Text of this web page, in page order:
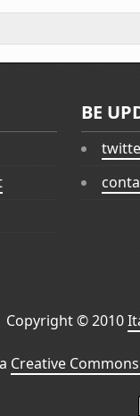
BE
Copyright © 2010
Creative